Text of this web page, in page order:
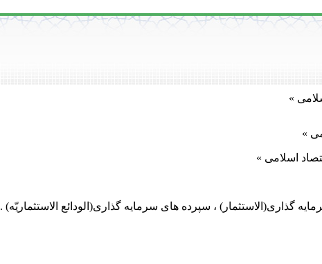
»
»
اسلامی »
گذاری(الاستثمار) ، سپرده های سرمایه گذاری(الودائع الاستثماریّه) .